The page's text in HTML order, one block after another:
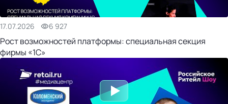
17.07.2026 6 927
Рост возможностей платформы: специальная секция
фирмы «1С»